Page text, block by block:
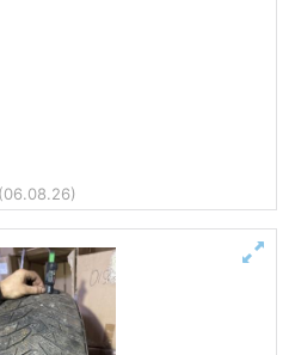
(06.08.26)